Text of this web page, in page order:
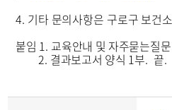
4. 기타 문의사항은 구로구 보건
붙임 1. 교육안내 및 자주묻는질문
2. 결과보고서 양식 1부. 끝.